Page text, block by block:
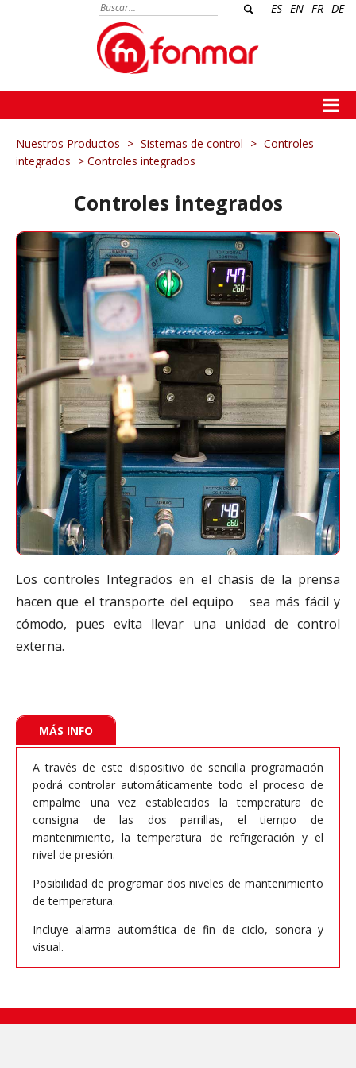
ES EN FR DE
Nuestros Productos > Sistemas de control > Controles
integrados > Controles integrados
Controles integrados
Los controles Integrados en el chasis de la prensa
hacen que el transporte del equipo sea más fácil y
cómodo, pues evita llevar una unidad de control
externa.
MÁS INFO
A través de este dispositivo de sencilla programación
podrá controlar automáticamente todo el proceso de
empalme una vez establecidos la temperatura de
consigna de las dos parrillas, el tiempo de
mantenimiento, la temperatura de refrigeración y el
nivel de presión.
Posibilidad de programar dos niveles de mantenimiento
de temperatura.
Incluye alarma automática de fin de ciclo, sonora y
visual.